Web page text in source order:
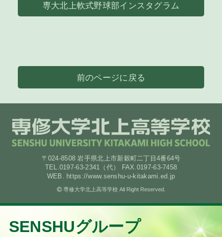
専大北上軟式野球部インスタグラム
前のページに戻る
〒024-8508 岩手県北上市新穀町二丁目4番64号
TEL.0197-63-2341（代） FAX.0197-63-7458
WEB. https://www.senshu-u-kitakami.ed.jp
専修大学北上高等学校 All Right Reserved.
SENSHUグループ